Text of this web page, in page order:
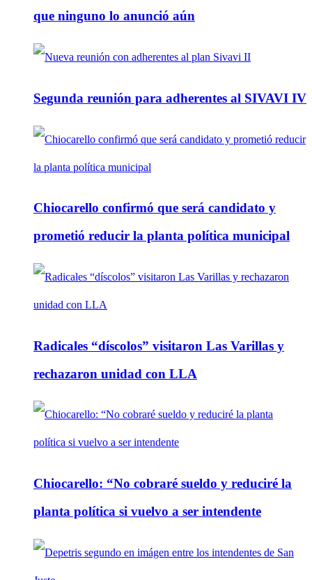
que ninguno lo anunció aún
Segunda reunión para adherentes al SIVAVI IV
Chiocarello confirmó que será candidato y
prometió reducir la planta política municipal
Radicales “díscolos” visitaron Las Varillas y
rechazaron unidad con LLA
Chiocarello: “No cobraré sueldo y reduciré la
planta política si vuelvo a ser intendente